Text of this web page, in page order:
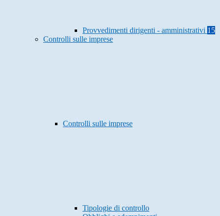
Provvedimenti dirigenti - amministrativi 15
Controlli sulle imprese
Controlli sulle imprese
Tipologie di controllo